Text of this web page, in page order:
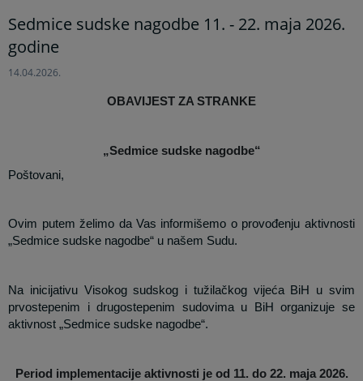
Sedmice sudske nagodbe 11. - 22. maja 2026.
godine
14.04.2026.
OBAVIJEST ZA STRANKE
„Sedmice sudske nagodbe“
Poštovani,
Ovim putem želimo da Vas informišemo o provođenju aktivnosti
„Sedmice sudske nagodbe“ u našem Sudu.
Na inicijativu Visokog sudskog i tužilačkog vijeća BiH u svim
prvostepenim i drugostepenim sudovima u BiH organizuje se
aktivnost „Sedmice sudske nagodbe“.
Period implementacije aktivnosti je od 11. do 22. maja 2026.